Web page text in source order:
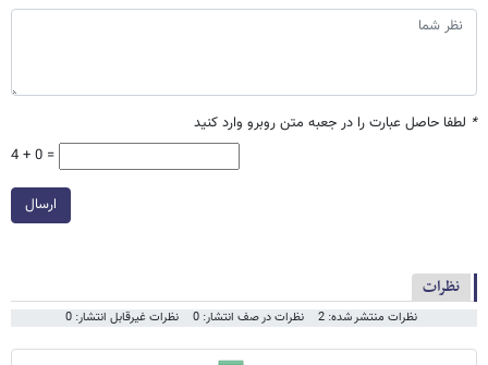
* لطفا حاصل عبارت را در جعبه متن روبرو وارد کنید
4 + 0 =
ارسال
نظرات
نظرات منتشر شده: 2 نظرات در صف انتشار: 0 نظرات غیرقابل انتشار: 0